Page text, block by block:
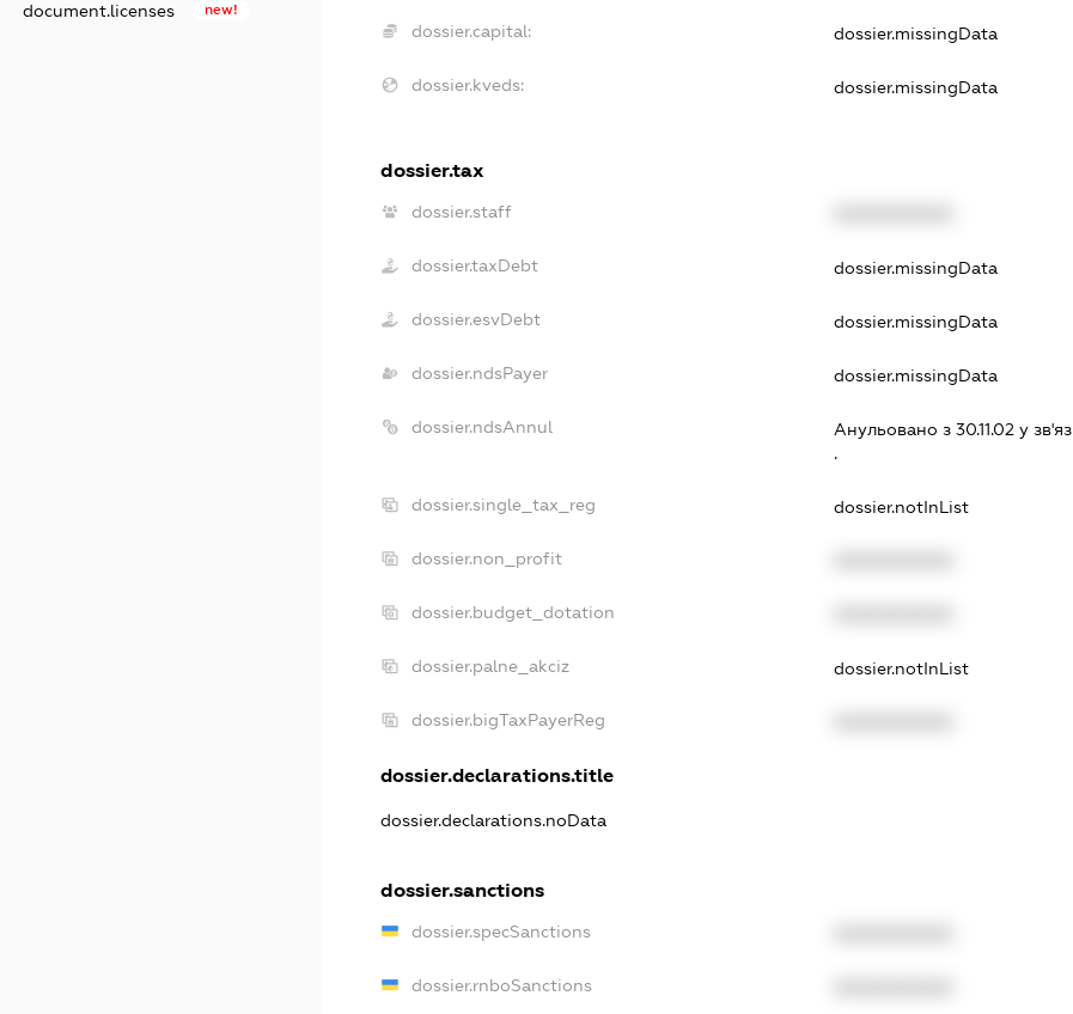
document.licenses new!
dossier.capital: dossier.missingData
dossier.kveds: dossier.missingData
dossier.tax
dossier.staff
dossier.taxDebt dossier.missingData
dossier.esvDebt dossier.missingData
dossier.ndsPayer dossier.missingData
dossier.ndsAnnul Анульовано з 30.11.02 у
.
dossier.single_tax_reg dossier.notInList
dossier.non_profit
dossier.budget_dotation
dossier.palne_akciz dossier.notInList
dossier.bigTaxPayerReg
dossier.declarations.title
dossier.declarations.noData
dossier.sanctions
dossier.specSanctions
dossier.rnboSanctions